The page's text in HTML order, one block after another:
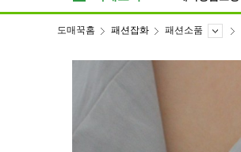
도매꾹홈 패션잡화 패션소품